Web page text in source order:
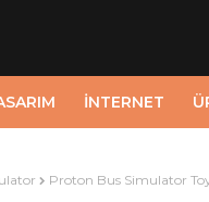
İNTERNET
Proton Bus Simulator